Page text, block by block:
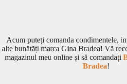
Acum puteți comanda condimentele,
alte bunătăți marca Gina Bradea! Vă
magazinul meu online și să comandați
Bradea!